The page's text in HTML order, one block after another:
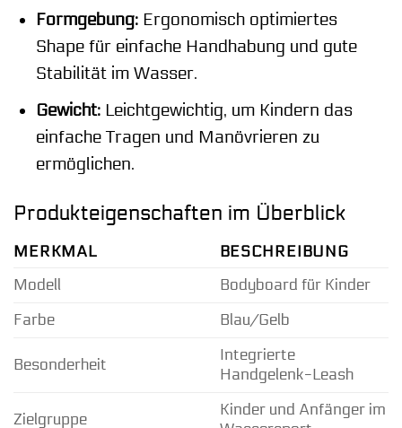
Formgebung:Ergonomisch optimiertes
Shape für einfache Handhabung und gute
Stabilität im Wasser.
Gewicht:Leichtgewichtig, um Kindern das
einfache Tragen und Manövrieren zu
ermöglichen.
Produkteigenschaften im Überblick
MERKMAL
BESCHREIBUNG
Modell
Bodyboard für Kinder
Farbe
Blau/Gelb
Besonderheit
Integrierte
Handgelenk-Leash
Zielgruppe
Kinder und Anfänger im